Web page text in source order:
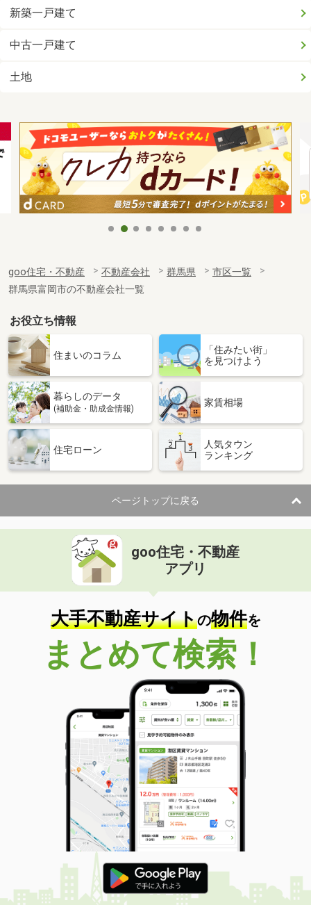
新築一戸建て
中古一戸建て
土地
goo住宅・不動産 不動産会社 群馬県
市区一覧
群馬県富岡市の不動産会社一覧
お役立ち情報
住まいのコラム
「住みたい街」
を見つけよう
暮らしのデータ
(補助金・助成金情報)
家賃相場
住宅ローン
人気タウン
ランキング
ページトップに戻る
goo住宅・不動産
アプリ
大手不動産サイトの物件を
まとめて検索！